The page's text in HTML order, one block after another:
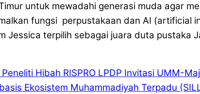
untuk mewadahi generasi muda agar
fungsi perpustakaan dan AI (artificial
Jessica terpilih sebagai juara duta pustaka
Peneliti Hibah RISPRO LPDP Invitasi UMM-
Ekosistem Muhammadiyah Terpadu